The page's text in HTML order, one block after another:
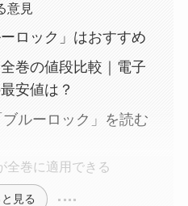
意見
ロック」はおすすめ
巻の値段比較｜電子
安値は？
ルーロック」を読む
全巻に適用できる
見る